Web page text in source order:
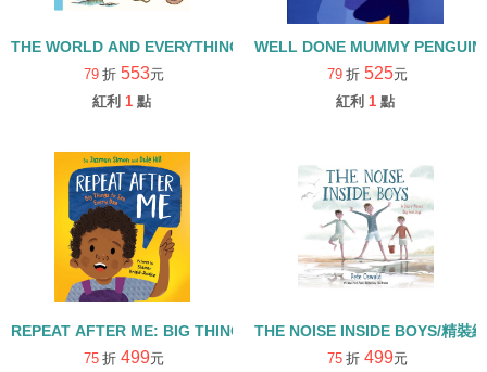
THE WORLD AND EVERYTHING IN IT/精裝繪本
79 折 553元
紅利 1 點
WELL DONE MUMMY
79 折 525元
紅利 1 點
REPEAT AFTER ME: BIG THINGS TO SAY EVERY DAY/精裝繪本
75 折 499元
THE NOISE INSIDE BOYS/精裝
75 折 499元